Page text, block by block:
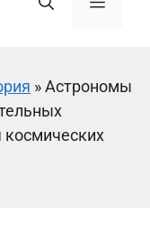
»Астрономы
космических